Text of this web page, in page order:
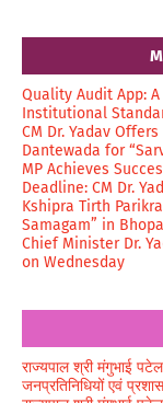
Quality Audit App:
Institutional
CM Dr. Yadav
Dantewada for
MP Achieves
Deadline: CM Dr.
Kshipra Tirth
Samagam” in
Chief Minister Dr.
on Wednesday
राज्यपाल श्री मंगुभाई
जनप्रतिनिधियों एवं